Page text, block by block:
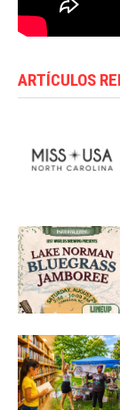
ARTÍCULOS